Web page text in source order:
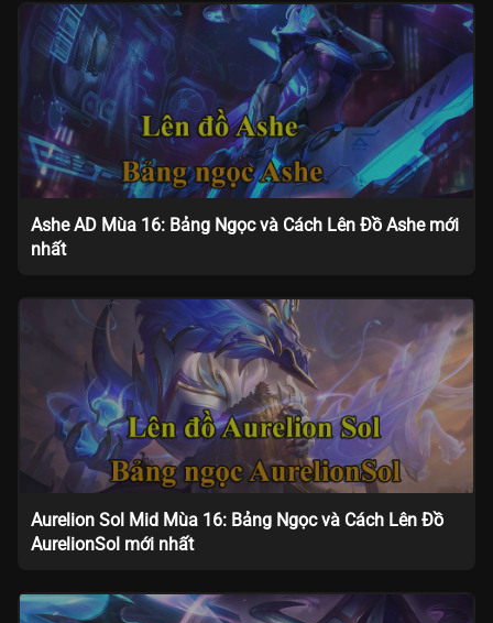
Ashe AD Mùa 16: Bảng Ngọc và Cách Lên Đồ Ashe mới
nhất
Aurelion Sol Mid Mùa 16: Bảng Ngọc và Cách Lên Đồ
AurelionSol mới nhất